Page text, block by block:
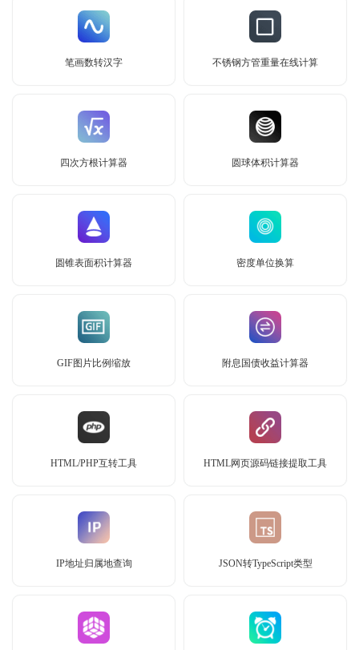
笔画数转汉字 不锈钢方管重量在线计算
四次方根计算器 圆球体积计算器
圆锥表面积计算器 密度单位换算
GIF图片比例缩放 附息国债收益计算器
HTML/PHP互转工具 HTML网页源码链接提取工具
IP地址归属地查询 JSON转TypeScript类型